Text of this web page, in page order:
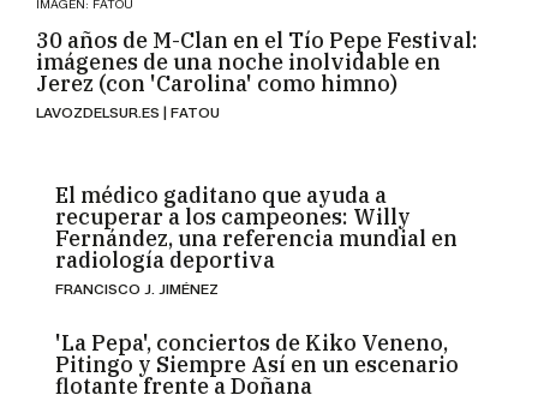
30 años de M-Clan en el Tío Pepe Festival:
imágenes de una noche inolvidable en
Jerez (con 'Carolina' como himno)
LAVOZDELSUR.ES | FATOU
El médico gaditano que ayuda a
recuperar a los campeones: Willy
Fernández, una referencia mundial en
radiología deportiva
FRANCISCO J. JIMÉNEZ
'La Pepa', conciertos de Kiko Veneno,
Pitingo y Siempre Así en un escenario
flotante frente a Doñana